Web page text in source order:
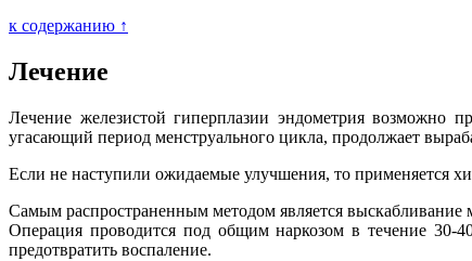
к содержанию ↑
Лечение
Лечение железистой гиперплазии эндометрия возможно
угасающий период менструального цикла, продолжает
Если не наступили ожидаемые улучшения, то применяется
Самым распространенным методом является выскабливание
Операция проводится под общим наркозом в течение 30-
предотвратить воспаление.